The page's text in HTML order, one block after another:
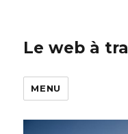
Le web à
MENU